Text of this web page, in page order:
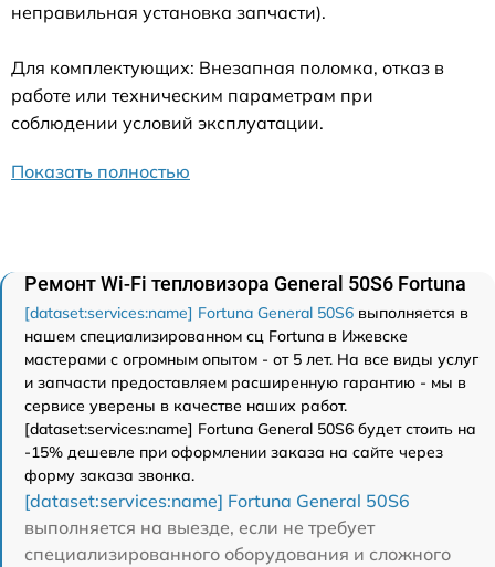
неправильная установка запчасти).
Для комплектующих: Внезапная поломка, отказ в
работе или техническим параметрам при
соблюдении условий эксплуатации.
Показать полностью
Ремонт Wi-Fi тепловизора General 50S6 Fortuna
[dataset:services:name] Fortuna General 50S6 выполняется в
нашем специализированном сц Fortuna в Ижевске
мастерами с огромным опытом - от 5 лет. На все виды услуг
и запчасти предоставляем расширенную гарантию - мы в
сервисе уверены в качестве наших работ.
[dataset:services:name] Fortuna General 50S6 будет стоить на
-15% дешевле при оформлении заказа на сайте через
форму заказа звонка.
[dataset:services:name] Fortuna General 50S6
выполняется на выезде, если не требует
специализированного оборудования и сложного